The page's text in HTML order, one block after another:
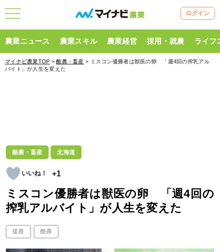
ログイン
農業ニュース 農業スキル 農業経営 採用・就農 ライフ
マイナビ農業TOP >酪農・畜産 > ミスコン優勝者は獣医の卵 「週4回の搾乳アル
バイト」が人生を変えた
酪農・畜産 北海道
+1
ミスコン優勝者は獣医の卵 「週4回の
搾乳アルバイト」が人生を変えた
援農 酪農